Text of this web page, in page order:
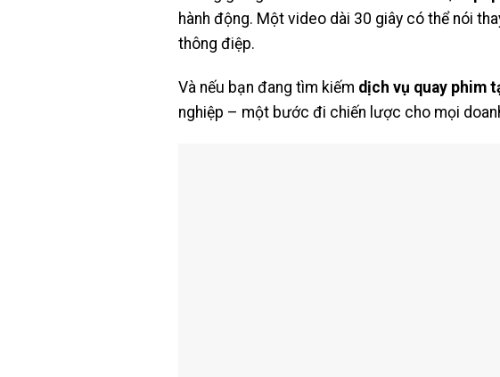
hành động. Một video dài 30 giây có thể nói
thông điệp.
Và nếu bạn đang tìm kiếm dịch vụ quay phim
nghiệp – một bước đi chiến lược cho mọi